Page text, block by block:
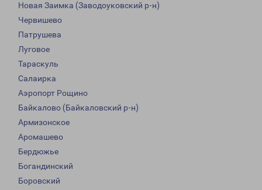
Новая Заимка (Заводоуковский р-н)
Червишево
Патрушева
Луговое
Тараскуль
Салаирка
Аэропорт Рощино
Байкалово (Байкаловский р-н)
Армизонское
Аромашево
Бердюжье
Богандинский
Боровский